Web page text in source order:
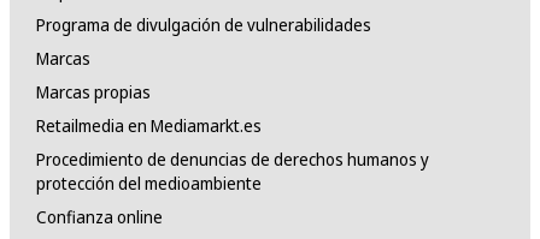
Programa de divulgación de vulnerabilidades
Marcas
Marcas propias
Retailmedia en Mediamarkt.es
Procedimiento de denuncias de derechos humanos y
protección del medioambiente
Confianza online